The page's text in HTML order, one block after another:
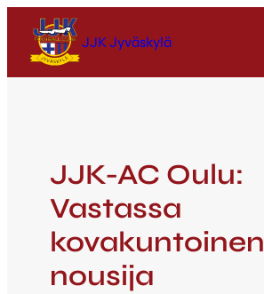
JJK Jyväskylä
JJK-AC Oulu:
Vastassa
kovakuntoinen
nousija